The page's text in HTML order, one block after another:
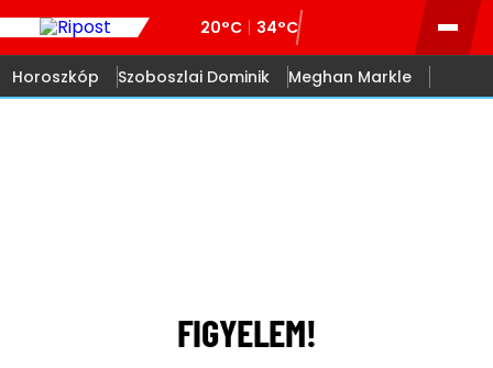
20°C 34°C
Horoszkóp Szoboszlai Dominik Meghan Markle
FIGYELEM!